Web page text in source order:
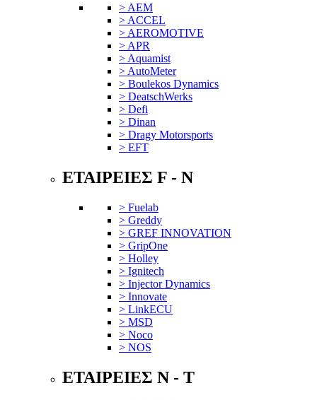
> AEM
> ACCEL
> AEROMOTIVE
> APR
> Aquamist
> AutoMeter
> Boulekos Dynamics
> DeatschWerks
> Defi
> Dinan
> Dragy Motorsports
> EFT
ΕΤΑΙΡΕΙΕΣ F - N
> Fuelab
> Greddy
> GREF INNOVATION
> GripOne
> Holley
> Ignitech
> Injector Dynamics
> Innovate
> LinkECU
> MSD
> Noco
> NOS
ΕΤΑΙΡΕΙΕΣ N - T